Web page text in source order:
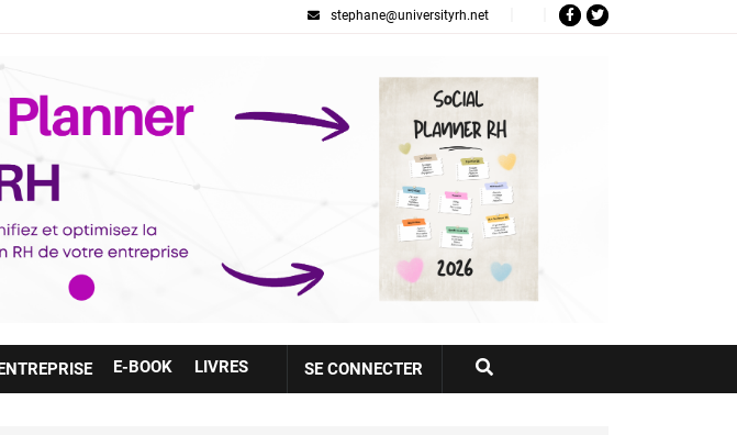
stephane@universityrh.net
ENTREPRISE E-BOOK LIVRES
Votre
compte
SE CONNECTER